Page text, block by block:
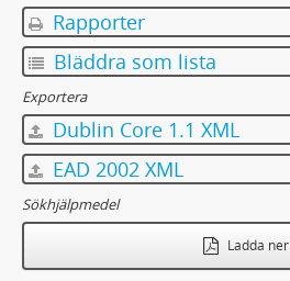
Rapporter
Bläddra som lista
Exportera
Dublin Core 1.1 XML
EAD 2002 XML
Sökhjälpmedel
Ladda ner